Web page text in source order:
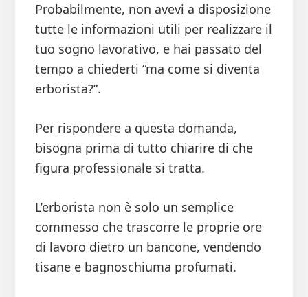
Probabilmente, non avevi a disposizione
tutte le informazioni utili per realizzare il
tuo sogno lavorativo, e hai passato del
tempo a chiederti “ma come si diventa
erborista?”.
Per rispondere a questa domanda,
bisogna prima di tutto chiarire di che
figura professionale si tratta.
L’erborista non è solo un semplice
commesso che trascorre le proprie ore
di lavoro dietro un bancone, vendendo
tisane e bagnoschiuma profumati.